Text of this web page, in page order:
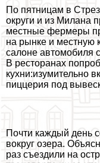
По пятницам в
округи и из Милана
местные фермеры
на рынке и местную
салоне автомобиля
В ресторанах
кухни:изумительно
пиццерия под
Почти каждый день
вокруг озера.
раз съездили на